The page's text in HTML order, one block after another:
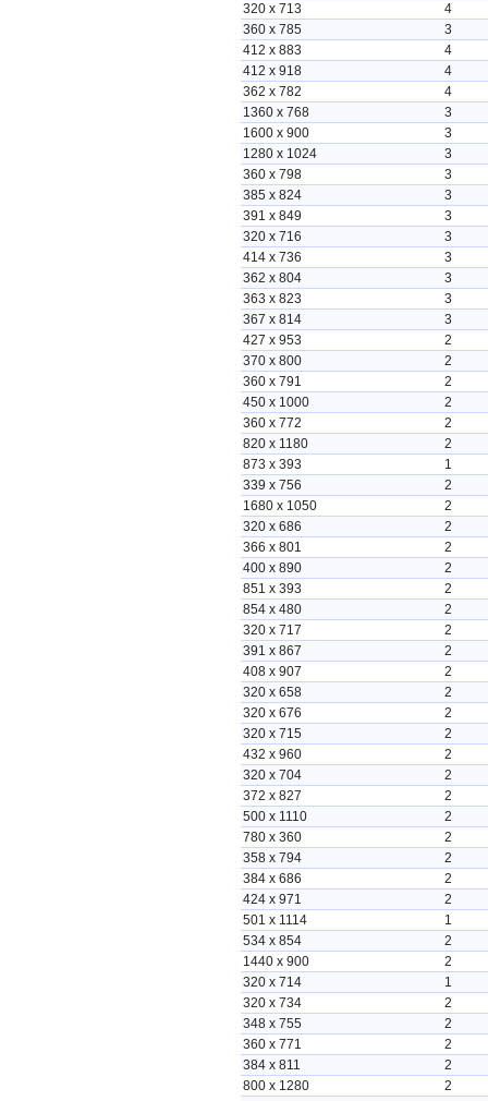
320 x 713
4
360 x 785
3
412 x 883
4
412 x 918
4
362 x 782
4
1360 x 768
3
1600 x 900
3
1280 x 1024
3
360 x 798
3
385 x 824
3
391 x 849
3
320 x 716
3
414 x 736
3
362 x 804
3
363 x 823
3
367 x 814
3
427 x 953
2
370 x 800
2
360 x 791
2
450 x 1000
2
360 x 772
2
820 x 1180
2
873 x 393
1
339 x 756
2
1680 x 1050
2
320 x 686
2
366 x 801
2
400 x 890
2
851 x 393
2
854 x 480
2
320 x 717
2
391 x 867
2
408 x 907
2
320 x 658
2
320 x 676
2
320 x 715
2
432 x 960
2
320 x 704
2
372 x 827
2
500 x 1110
2
780 x 360
2
358 x 794
2
384 x 686
2
424 x 971
2
501 x 1114
1
534 x 854
2
1440 x 900
2
320 x 714
1
320 x 734
2
348 x 755
2
360 x 771
2
384 x 811
2
800 x 1280
2